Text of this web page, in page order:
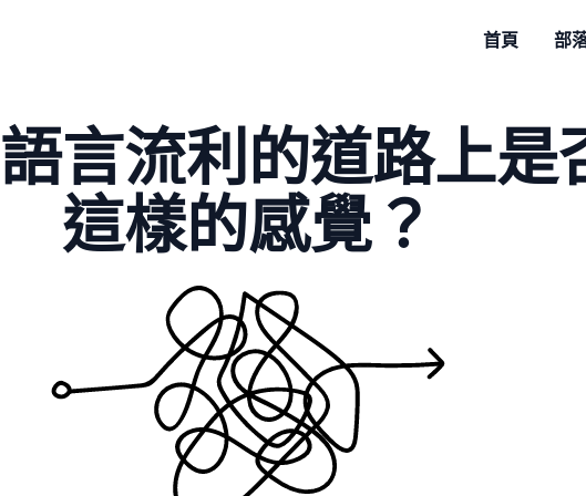
首頁 部
言流利的道路上是
這樣的感覺？